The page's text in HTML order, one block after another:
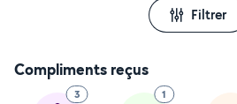
Filtrer
Compliments reçus
3 1